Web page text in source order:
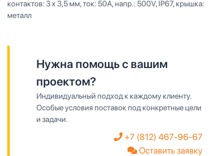
контактов: 3 x 3,5 мм, ток: 50А, напр.: 500V, IP67, крышка:
металл
Нужна помощь с вашим
проектом?
Индивидуальный подход к каждому клиенту.
Особые условия поставок под конкретные цели
и задачи.
+7 (812) 467-96-67
Оставить заявку